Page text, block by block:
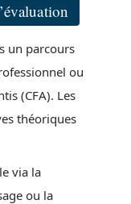
un parcours
ou
(CFA). Les
théoriques
via la
ou la